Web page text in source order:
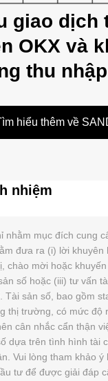
giao dịch
OKX và
thu
hiểu thêm về
nhiệm
nhằm mục đích cung
đưa ra (i) lời khuyên
chào mời hoặc
số hoặc (iii) tư vấn
Tài sản số, bao gồm
thị trường, có mức độ
cân nhắc cẩn thận
dựa trên tình hình tài
Vui lòng tham khảo ý
tư để được giải đáp